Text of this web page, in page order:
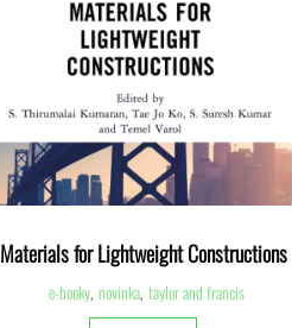
Materials for Lightweight Constructions
e-booky, novinka, taylor and francis